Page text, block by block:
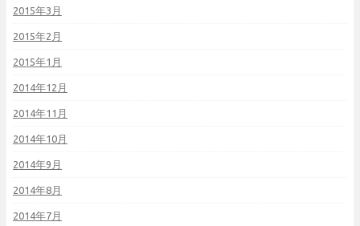
2015年3月
2015年2月
2015年1月
2014年12月
2014年11月
2014年10月
2014年9月
2014年8月
2014年7月